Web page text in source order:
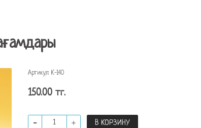
Артикул: К-140
150.00 тг.
В КОРЗИНУ